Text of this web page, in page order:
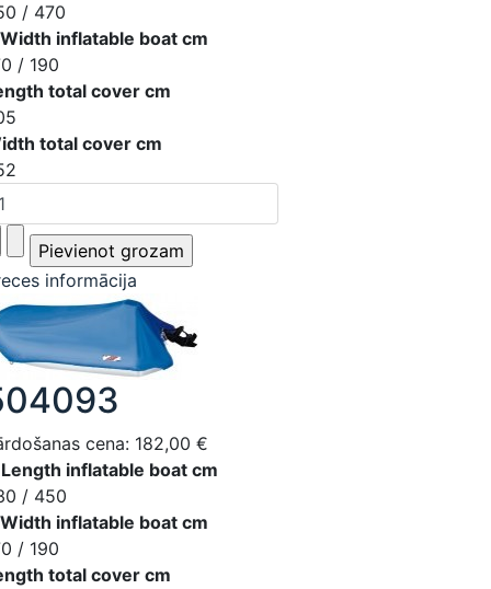
/ 470
inflatable boat cm
/ 190
total cover cm
total cover cm
informācija
cena: 182,00 €
inflatable boat cm
/ 450
inflatable boat cm
/ 190
total cover cm